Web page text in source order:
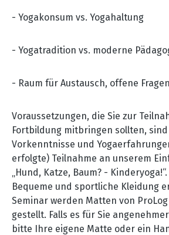
- Yogakonsum vs. Yogahaltung
- Yogatradition vs. moderne
- Raum für Austausch, offene
Voraussetzungen, die Sie zur
Fortbildung mitbringen sollten, sind
Vorkenntnisse und
erfolgte) Teilnahme an unserem
„Hund, Katze, Baum? - Kinderyoga!“.
Bequeme und sportliche Kleidung
Seminar werden Matten von
gestellt. Falls es für Sie
bitte Ihre eigene Matte oder ein